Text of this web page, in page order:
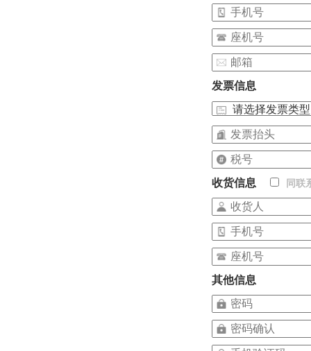
发票信息
收货信息 同联
其他信息